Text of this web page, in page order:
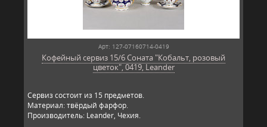
Арт: 127-07160714-0419
Кофейный сервиз 15/6 Соната "Кобальт, розовый
цветок", 0419, Leander
Сервиз состоит из 15 предметов.
Материал: твёрдый фарфор.
Производитель: Leander, Чехия.